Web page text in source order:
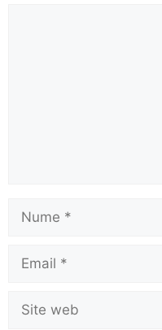
Nume
Email
Site
web